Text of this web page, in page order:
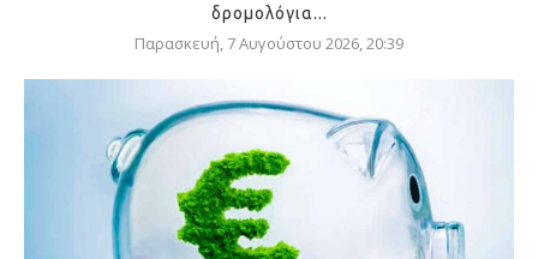
δρομολόγια...
Παρασκευή, 7 Αυγούστου 2026, 20:39